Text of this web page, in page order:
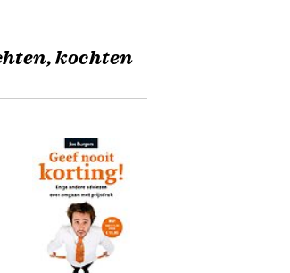
kochten